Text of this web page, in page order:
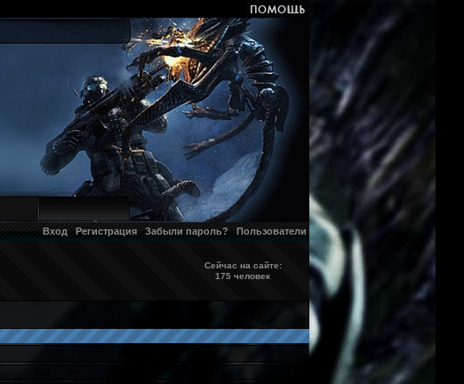
Вход Регистрация Забыли пароль? Пользователи
Сейчас на сайте:
175 человек